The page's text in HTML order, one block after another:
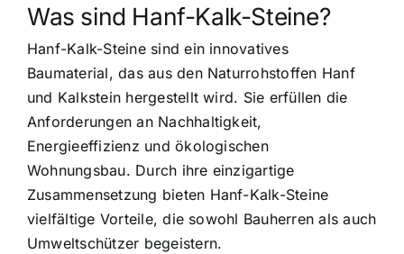
Was sind Hanf-Kalk-Steine?
Hanf-Kalk-Steine sind ein innovatives
Baumaterial, das aus den Naturrohstoffen Hanf
und Kalkstein hergestellt wird. Sie erfüllen die
Anforderungen an Nachhaltigkeit,
Energieeffizienz und ökologischen
Wohnungsbau. Durch ihre einzigartige
Zusammensetzung bieten Hanf-Kalk-Steine
vielfältige Vorteile, die sowohl Bauherren als auch
Umweltschützer begeistern.